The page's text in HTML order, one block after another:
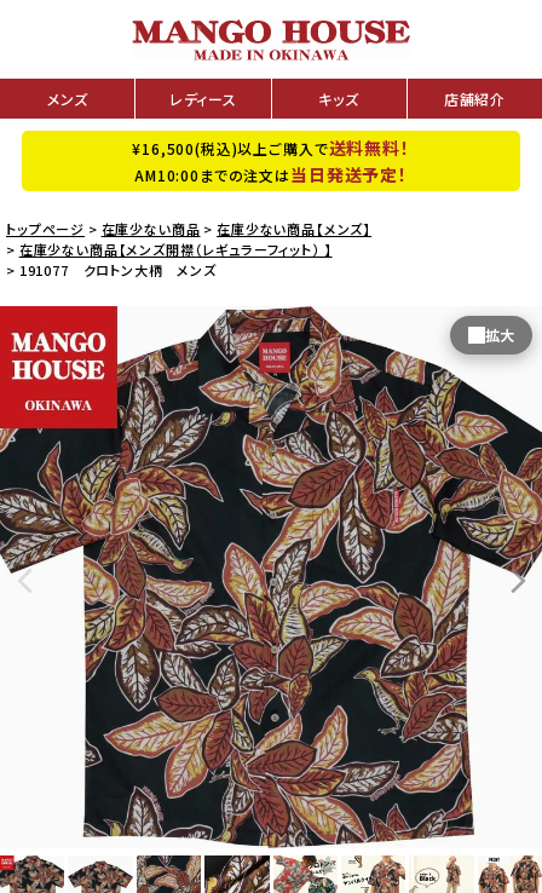
メンズ レディース キッズ 店舗紹介
¥16,500(税込)以上ご購入で送料無料！
AM10:00までの注文は当日発送予定！
トップページ 在庫少ない商品
在庫少ない商品【メンズ】
在庫少ない商品【メンズ開襟（レギュラーフィット） 】
191077 クロトン大柄 メンズ